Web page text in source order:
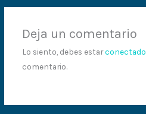
Deja un comentario
Lo siento, debes estarconectado
comentario.